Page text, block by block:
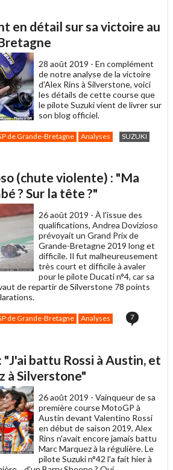
en détail sur sa victoire au
28 août 2019 - En complément
de notre analyse de la victoire
d'Alex Rins à Silverstone, voici
les détails de cette course que
le pilote Suzuki vient de livrer sur
son blog officiel.
de Grande-Bretagne Analyses
SUZUKI
(chute violente) : "Ma
? Sur la tête ?"
26 août 2019 - À l'issue des
qualifications, Andrea Dovizioso
prévoyait un Grand Prix de
Grande-Bretagne 2019 long et
difficile. Il fut malheureusement
très court et difficile à avaler
pour le pilote Ducati n°4, car sa
de repartir de Silverstone 78 points
de Grande-Bretagne Analyses 7
"J'ai battu Rossi à Austin, et
à Silverstone"
26 août 2019 - Vainqueur de sa
première course MotoGP à
Austin devant Valentino Rossi
en début de saison 2019, Alex
Rins n'avait encore jamais battu
Marc Marquez à la régulière. Le
pilote Suzuki n°42 l'a fait hier à